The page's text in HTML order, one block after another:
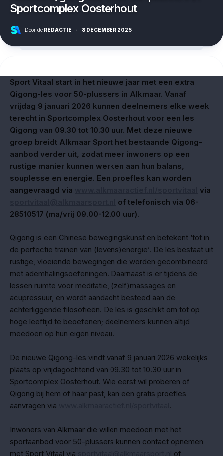
Sportcomplex Oosterhout
Door de REDACTIE · 8 DECEMBER 2025
Sport Vitaal start in het nieuwe jaar met een extra
Qigong-les voor 50-plussers in Alkmaar. Vanaf
vrijdag 9 januari 2026 kunnen deelnemers elke week
terecht in Sportcomplex Oosterhout voor een les
Qigong van 09.30 tot 10.30 uur. Met deze nieuwe
groep breidt Alkmaar Sport het bestaande Qigong-
aanbod verder uit, zodat meer inwoners op een
rustige manier kunnen werken aan hun balans,
souplesse en energie. Een proefles kan worden
aangevraagd via
via
of telefonisch via 06-
28510517 (ma/vrij 09.00-12.00 uur).
Qigong is een Chinese bewegingskunst en betekent ‘tot in
de perfectie trainen van (levens)energie’. De les bestaat uit
rustige, vloeiende bewegingen die worden gecombineerd
met ademhalingsoefeningen. Daarnaast is er tijdens de
lessen ruimte voor meditatie, (zelf)massages en
acupressuur, en wordt aandacht besteed aan de
achterliggende filosofieën. De les is geschikt om tot op
hoge leeftijd te beoefenen; deelnemers kunnen altijd
meedoen op hun eigen niveau.
De nieuwe Qigong-les vindt vanaf 9 januari 2026 wekelijks
plaats op vrijdagochtend van 09.30 tot 10.30 uur in
Sportcomplex Oosterhout. Wie eerst wil proberen of
Qigong bij hem of haar past, kan een gratis proefles
aanvragen via
.
Inwoners van Alkmaar die willen meedoen met het
sportaanbod voor 50-plussers kunnen contact opnemen
met Sport Vitaal via
of